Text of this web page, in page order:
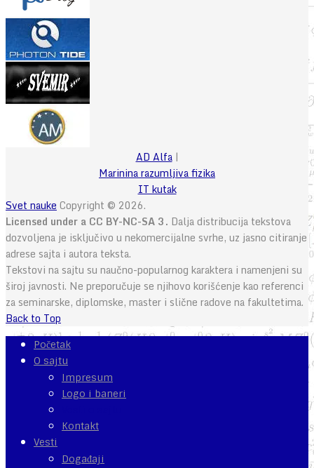
AD Alfa|
Marinina razumljiva fizika
IT kutak
Svet nauke Copyright © 2026.
Licensed under a CC BY-NC-SA 3. Dalja distribucija tekstova
dozvoljena je isključivo u nekomercijalne svrhe, uz jasno citiranje
adrese sajta i autora teksta.
Tekstovi na sajtu su naučno-popularnog karaktera i namenjeni su
široj javnosti. Ne preporučuje se njihovo korišćenje kao referenci
za seminarske, diplomske, master i slične radove na fakultetima.
Back to Top
Početak
O sajtu
Impresum
Logo i baneri
Kontakt
Vesti
Događaji